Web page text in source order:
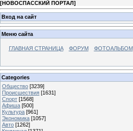
[НОВОСПАССКИЙ ПОРТАЛ]
Вход на сайт
Меню сайта
ГЛАВНАЯ СТРАНИЦА ФОРУМ ФОТОАЛЬБОМ
Categories
Общество [3239]
Происшествия [1631]
Спорт [1568]
Афиша [500]
Культура [961]
Экономика [1057]
Авто [1262]